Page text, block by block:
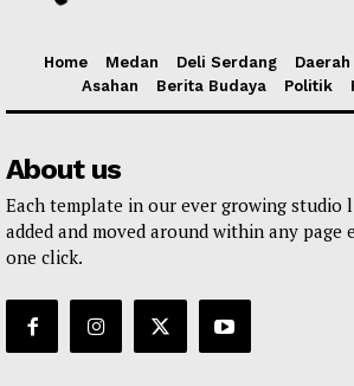
Home Medan Deli Serdang Daerah
Asahan
Berita Budaya Politik
About us
Each template in our ever growing studio
added and moved around within any
one click.